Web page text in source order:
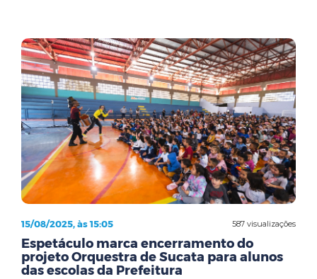
587 visualizações
15/08/2025, às 15:05
Espetáculo marca encerramento do
projeto Orquestra de Sucata para alunos
das escolas da Prefeitura